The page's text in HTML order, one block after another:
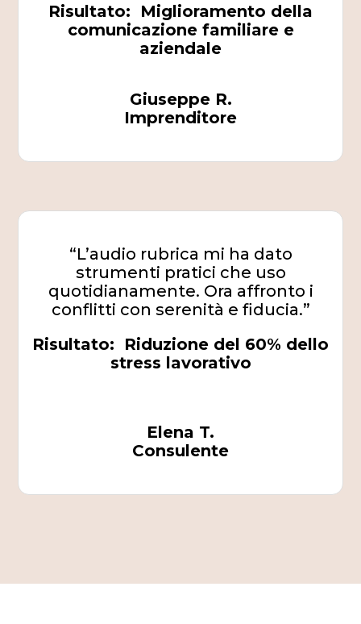
Risultato: Miglioramento della
comunicazione familiare e
aziendale
Giuseppe R.
Imprenditore
“L’audio rubrica mi ha dato
strumenti pratici che uso
quotidianamente. Ora affronto i
conflitti con serenità e fiducia.”
Risultato: Riduzione del 60% dello
stress lavorativo
Elena T.
Consulente